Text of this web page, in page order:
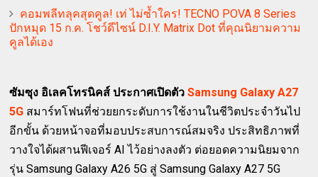
คอมพลีทลุคสุดคูล! เท่ ไม่ซ้ำใคร! TECNO POVA 8 Series
ปักหมุด 15 ก.ค. โชว์ดีไซน์ D.I.Y. Matrix Dot ที่คุณนิยามความ
คูลได้เอง
ซัมซุง อิเลคโทรนิคส์ ประกาศเปิดตัวSamsung Galaxy A27
5G สมาร์ทโฟนที่ช่วยยกระดับการใช้งานในชีวิตประจำวันไป
อีกขั้น ด้วยหน้าจอที่มอบประสบการณ์สมจริง ประสิทธิภาพที่
วางใจได้ผสานฟีเจอร์ AI ไว้อย่างลงตัว ต่อยอดความนิยมจาก
รุ่น Samsung Galaxy A26 5G สู่ Samsung Galaxy A27 5G